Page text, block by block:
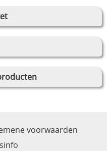
voorwaarden